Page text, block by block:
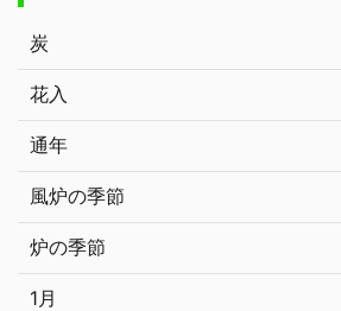
炭
花入
通年
風炉の季節
炉の季節
1月